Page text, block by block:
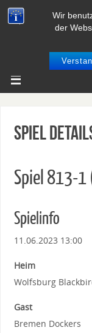
Wir
der
Spiel
Spiel 813-1
Spielinfo
11.06.2023 13:00
Heim
Wolfsburg
Gast
Bremen Dockers